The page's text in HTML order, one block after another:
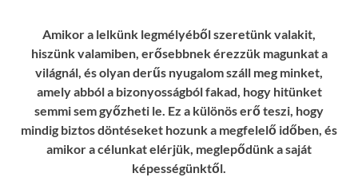
Amikor a lelkünk legmélyéből szeretünk valakit,
hiszünk valamiben, erősebbnek érezzük magunkat a
világnál, és olyan derűs nyugalom száll meg minket,
amely abból a bizonyosságból fakad, hogy hitünket
semmi sem győzheti le. Ez a különös erő teszi, hogy
mindig biztos döntéseket hozunk a megfelelő időben, és
amikor a célunkat elérjük, meglepődünk a saját
képességünktől.